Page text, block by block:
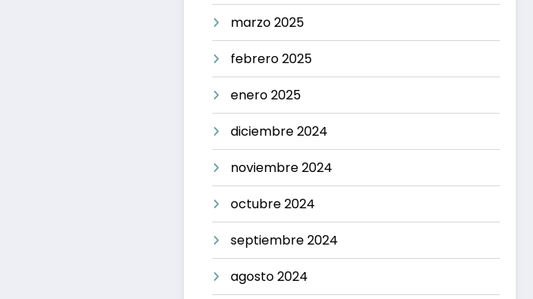
marzo 2025
febrero 2025
enero 2025
diciembre 2024
noviembre 2024
octubre 2024
septiembre 2024
agosto 2024